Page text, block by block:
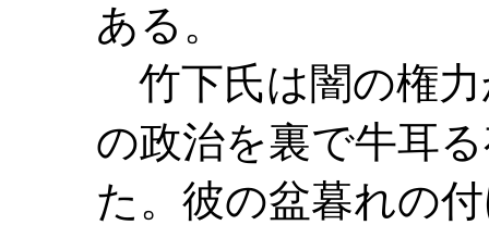
ある。
竹下氏は闇の権力
の政治を裏で牛耳
た。彼の盆暮れの